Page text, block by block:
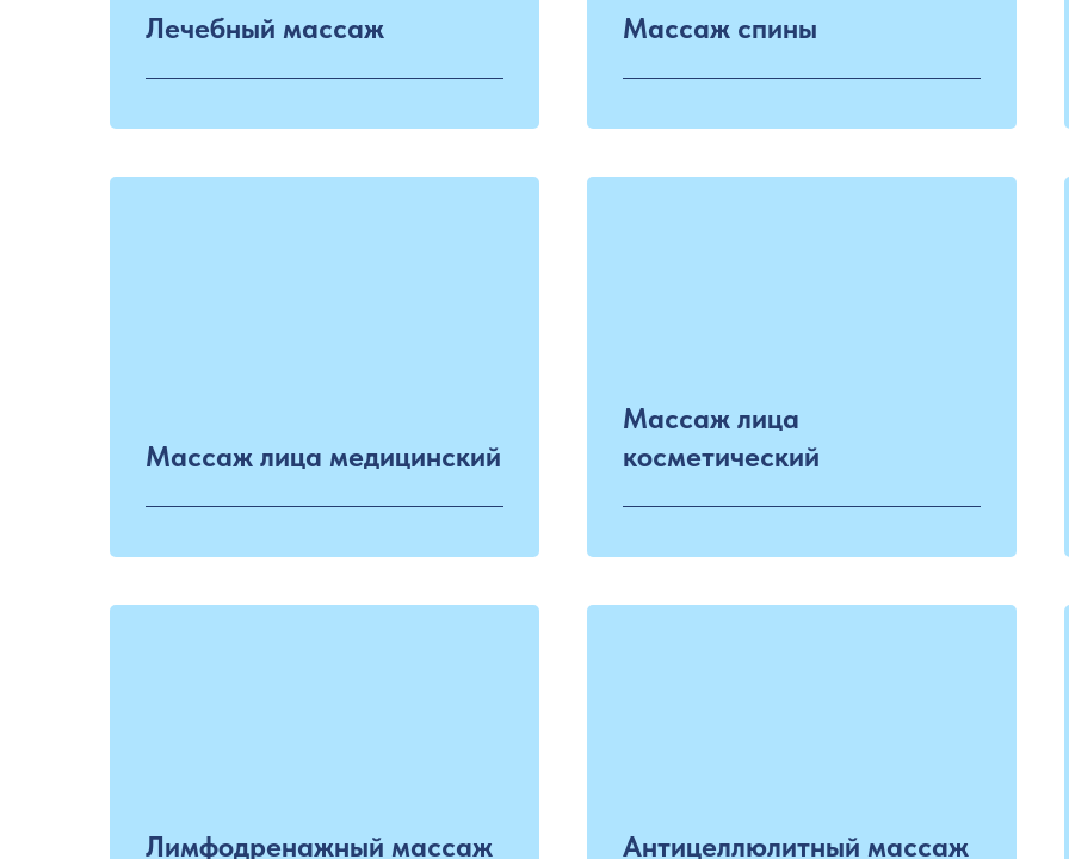
Лечебный массаж Массаж спины
Массаж лица медицинский
Массаж лица
косметический
Лимфодренажный массаж Антицеллюлитный массаж